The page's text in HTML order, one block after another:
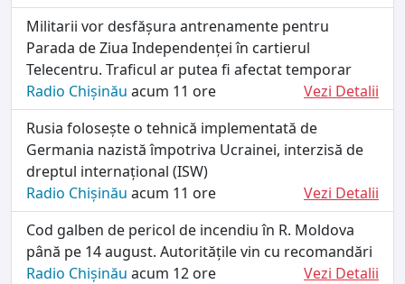
Militarii vor desfășura antrenamente pentru
Parada de Ziua Independenței în cartierul
Telecentru. Traficul ar putea fi afectat temporar
Radio Chișinău acum 11 ore
Vezi Detalii
Rusia folosește o tehnică implementată de
Germania nazistă împotriva Ucrainei, interzisă de
dreptul internațional (ISW)
Radio Chișinău acum 11 ore
Vezi Detalii
Cod galben de pericol de incendiu în R. Moldova
până pe 14 august. Autoritățile vin cu recomandări
Radio Chișinău acum 12 ore
Vezi Detalii